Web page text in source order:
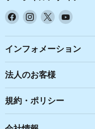
Facebook
見
つ
く
だ
さ
い
Instagram
見
つ
て
く
だ
さ
い
X
見
つ
て
く
だ
さ
い
YouTube
見
つ
だ
い
インフォメーション
法人のお客様
規約・ポリシー